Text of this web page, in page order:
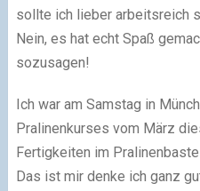
sollte ich lieber arbeitsreich
Nein, es hat echt Spaß
sozusagen!
Ich war am Samstag in
Pralinenkurses vom März
Fertigkeiten im
Das ist mir denke ich ganz